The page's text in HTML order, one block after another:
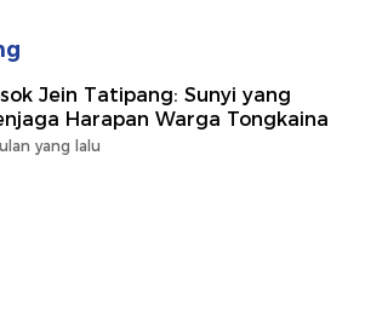
Jein Tatipang: Sunyi yang
Harapan Warga Tongkaina
yang lalu